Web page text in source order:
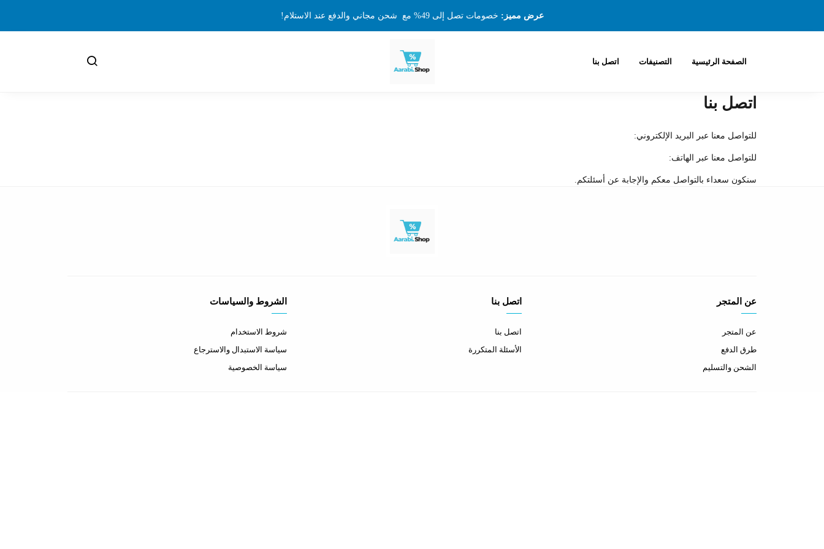
عرض مميز: خصومات تصل إلى 49% مع شحن مجاني والدفع عند الاستلام!
الصفحة الرئيسية التصنيفات اتصل بنا
اتصل بنا
للتواصل معنا عبر البريد الإلكتروني:
للتواصل معنا عبر الهاتف:
سنكون سعداء بالتواصل معكم والإجابة عن أسئلتكم.
عن المتجر
عن المتجر
طرق الدفع
الشحن والتسليم
اتصل بنا
اتصل بنا
الأسئلة المتكررة
الشروط والسياسات
شروط الاستخدام
سياسة الاستبدال والاسترجاع
سياسة الخصوصية